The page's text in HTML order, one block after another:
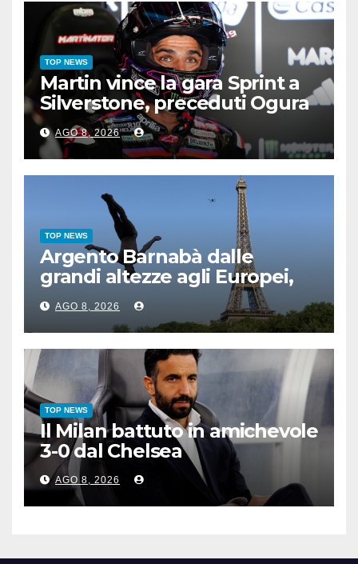
TOP NEWS
Martin vince la gara Sprint a
Silverstone, preceduti Ogura
e Bezzecchi
AGO 8, 2026
TOP NEWS
Argento Barnabà dalle
grandi altezze agli Europei,
bis azzurro dopo Cosetti
AGO 8, 2026
TOP NEWS
Il Milan battuto in amichevole
3-0 dal Chelsea
AGO 8, 2026